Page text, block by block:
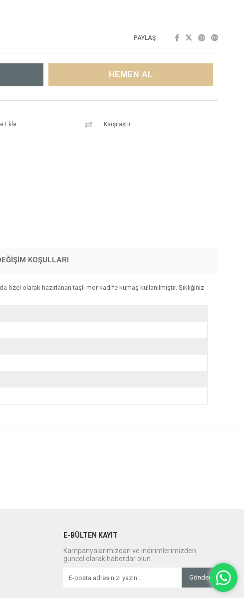
PAYLAŞ :
Ekle Karşılaştır
KOŞULLARI
olarak hazırlanan taşlı mor kadife kumaş kullanılmıştır. Şıklığınız
E-BÜLTEN KAYIT
Kampanyalarımızdan ve indirimlerimizden
güncel olarak haberdar olun.
Gönder